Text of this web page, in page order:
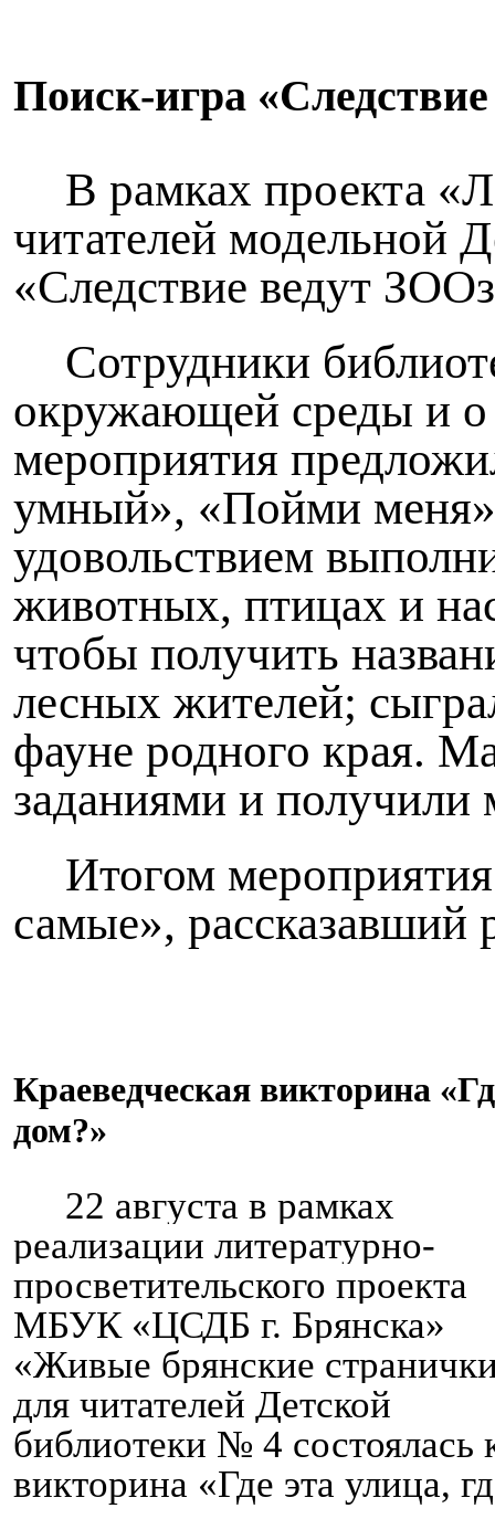
Поиск-игра
В рамках проекта
читателей модельной
«Следствие ведут
Сотрудники
окружающей среды и о
мероприятия
умный», «Пойми
удовольствием
животных, птицах и
чтобы получить
лесных жителей;
фауне родного края.
заданиями и
Итогом
самые», рассказавший
Краеведческая викторина
дом?»
22 августа в рамках
реализации литературно-
просветительского проекта
МБУК «ЦСДБ г. Брянска»
«Живые брянские
для читателей Детской
библиотеки № 4 состоялась
викторина «Где эта улица,